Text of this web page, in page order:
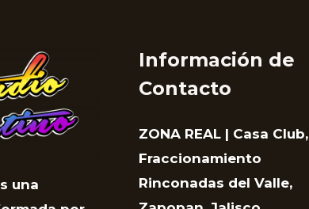
una
Información de
Contacto
ZONA REAL | Casa Club,
Fraccionamiento
Rinconadas del Valle,